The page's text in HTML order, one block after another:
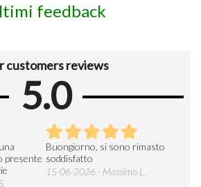
feedback
customers reviews
5.0
Si tratta del mio primo acquisto e
devo dire che sono rimasto
molto soddisfatto, sia per